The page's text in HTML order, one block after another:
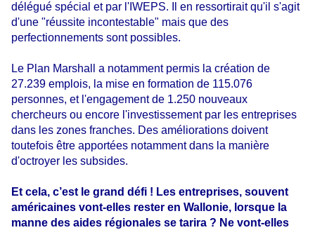
délégué spécial et par l'IWEPS. Il en ressortirait qu'il s'agit
d'une "réussite incontestable" mais que des
perfectionnements sont possibles.
Le Plan Marshall a notamment permis la création de
27.239 emplois, la mise en formation de 115.076
personnes, et l'engagement de 1.250 nouveaux
chercheurs ou encore l'investissement par les entreprises
dans les zones franches. Des améliorations doivent
toutefois être apportées notamment dans la manière
d'octroyer les subsides.
Et cela, c’est le grand défi ! Les entreprises, souvent
américaines vont-elles rester en Wallonie, lorsque la
manne des aides régionales se tarira ? Ne vont-elles